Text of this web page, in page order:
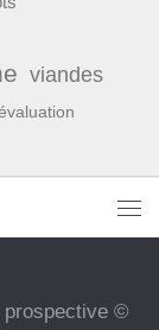
viandes
prospective ©